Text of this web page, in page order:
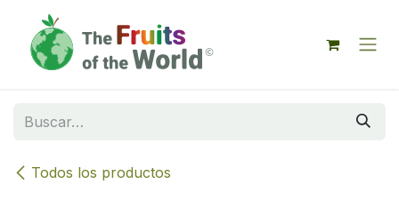
Todos los productos